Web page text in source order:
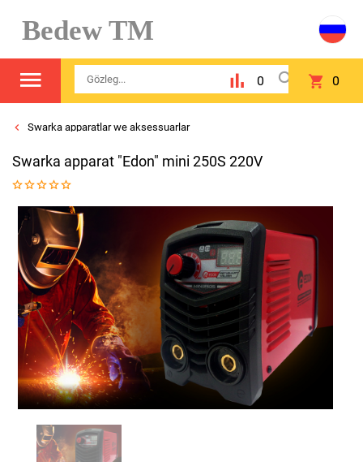
Bedew TM
0 0
Swarka apparatlar we aksessuarlar
Swarka apparat "Edon" mini 250S 220V